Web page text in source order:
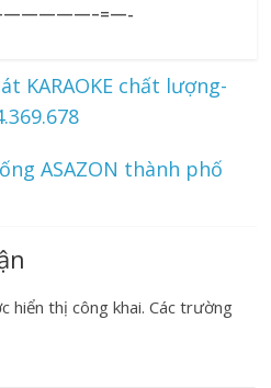
KARAOKE chất lượng-
ASAZON thành phố
hiển thị công khai. Các trường